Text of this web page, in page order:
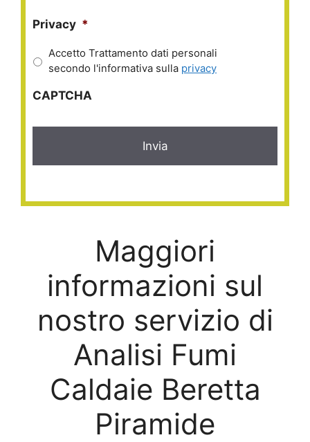
Privacy *
Accetto Trattamento dati personali
secondo l'informativa sulla privacy
CAPTCHA
Maggiori
informazioni sul
nostro servizio di
Analisi Fumi
Caldaie Beretta
Piramide